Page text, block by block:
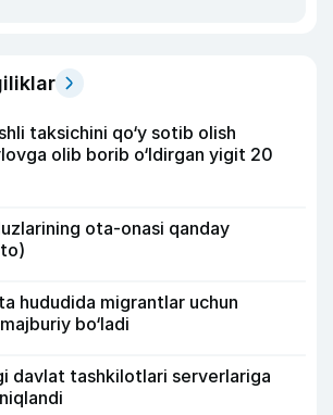
taksichini qo‘y sotib olish
olib borib o‘ldirgan yigit 20
ota-onasi qanday
hududida migrantlar uchun
bo‘ladi
davlat tashkilotlari serverlariga